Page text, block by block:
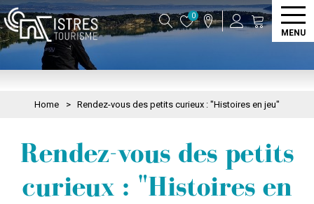
0
MENU
Home > Rendez-vous des petits curieux : "Histoires en jeu"
Rendez-vous des petits
curieux : "Histoires en